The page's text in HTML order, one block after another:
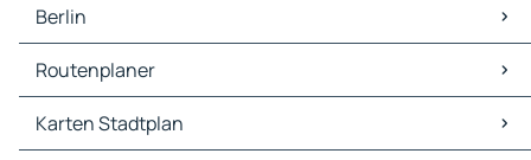
Berlin
Berlin Karten Stadtplan
Berlin Verkehr
Berlin Hotels
Berlin Restaurants
Routenplaner
Routenplaner Berlin - Leipzig
Routenplaner Berlin - Dresden
Karten Stadtplan